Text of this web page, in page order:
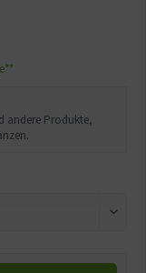
andere Produkte,